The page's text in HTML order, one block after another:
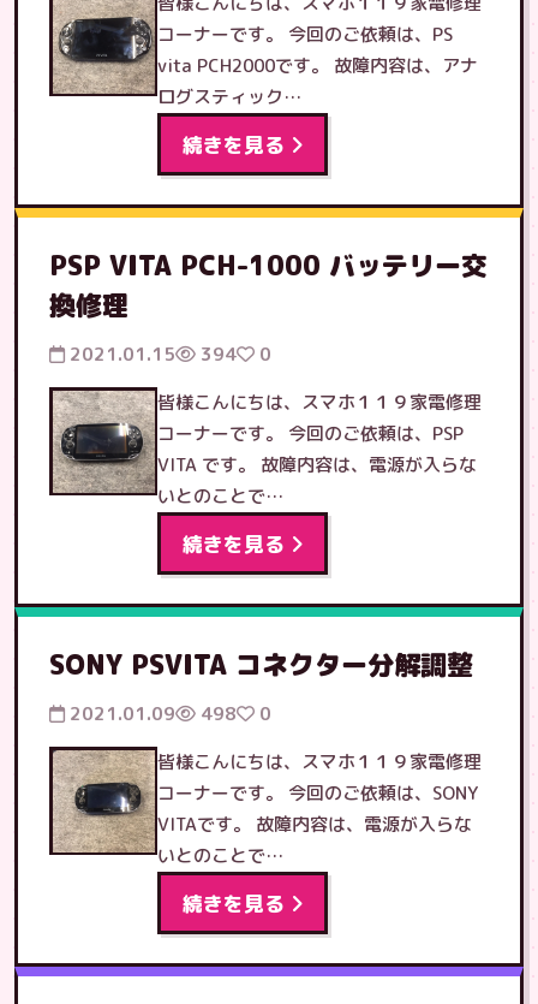
コーナーです。 今回のご依頼は、PS
vita PCH2000です。 故障内容は、アナ
ログスティック…
続きを見る
PSP VITA PCH-1000 バッテリー交
換修理
2021.01.15 394
0
皆様こんにちは、スマホ１１９家電修理
コーナーです。 今回のご依頼は、PSP
VITA です。 故障内容は、電源が入らな
いとのことで…
続きを見る
SONY PSVITA コネクター分解調整
2021.01.09 498
0
皆様こんにちは、スマホ１１９家電修理
コーナーです。 今回のご依頼は、SONY
VITAです。 故障内容は、電源が入らな
いとのことで…
続きを見る